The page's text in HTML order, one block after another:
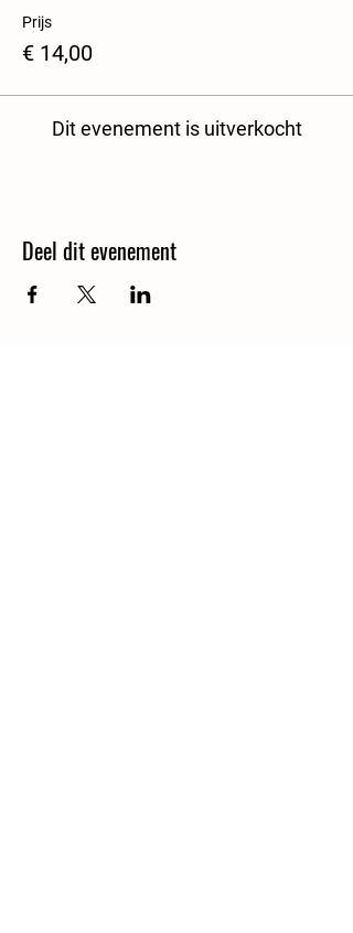
Prijs
€ 14,00
Dit evenement is uitverkocht
Deel dit evenement